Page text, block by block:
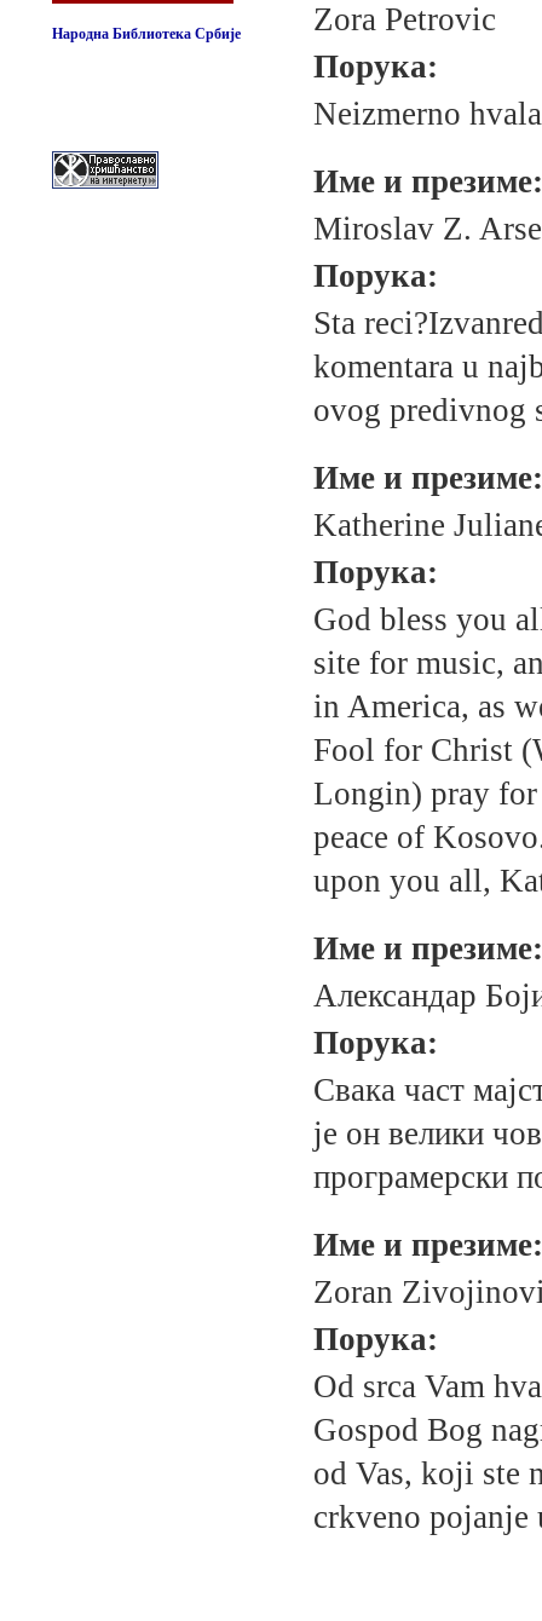
Народна Библиотека Србије
Zora Petrovic
Порука:
Neizmerno
Име и презиме:
Miroslav Z.
Порука:
Sta
komentara u
ovog predivnog
Име и презиме:
Katherine
Порука:
God bless you
site for music,
in America, as
Fool for Christ
Longin) pray for
peace of
upon you all,
Име и презиме:
Александар
Порука:
Свака част
је он велики
програмерски
Име и презиме:
Zoran
Порука:
Od srca Vam
Gospod Bog
od Vas, koji ste
crkveno